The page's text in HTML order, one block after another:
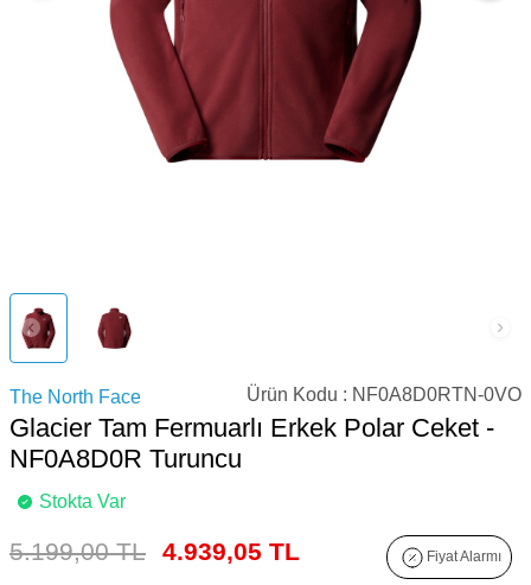
The North Face Ürün Kodu : NF0A8D0RTN-0VO
Glacier Tam Fermuarlı Erkek Polar Ceket -
NF0A8D0R Turuncu
Stokta Var
5.199,00 TL 4.939,05 TL Fiyat Alarmı